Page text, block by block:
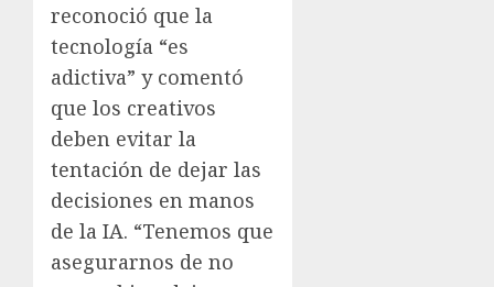
reconoció que la
tecnología “es
adictiva” y comentó
que los creativos
deben evitar la
tentación de dejar las
decisiones en manos
de la IA. “Tenemos que
asegurarnos de no